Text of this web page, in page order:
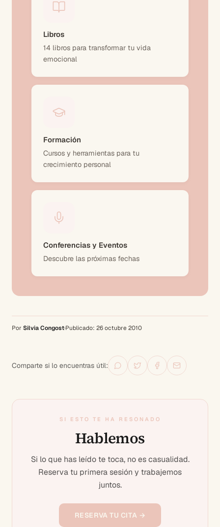
Libros
14 libros para transformar tu vida
emocional
Formación
Cursos y herramientas para tu
crecimiento personal
Conferencias y Eventos
Descubre las próximas fechas
Por Silvia Congost·Publicado: 26 octubre 2010
Comparte si lo encuentras útil:
SI ESTO TE HA RESONADO
Hablemos
Si lo que has leído te toca, no es casualidad.
Reserva tu primera sesión y trabajemos
juntos.
RESERVA TU CITA →